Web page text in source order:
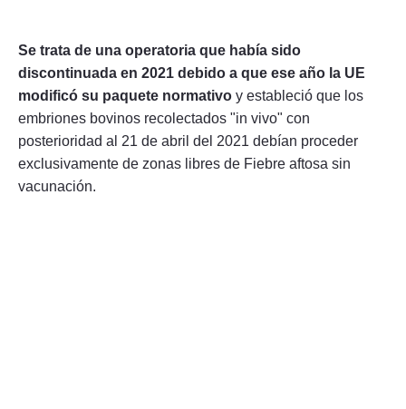
Se trata de una operatoria que había sido
discontinuada en 2021 debido a que ese año la UE
modificó su paquete normativo y estableció que los
embriones bovinos recolectados "in vivo" con
posterioridad al 21 de abril del 2021 debían proceder
exclusivamente de zonas libres de Fiebre aftosa sin
vacunación.